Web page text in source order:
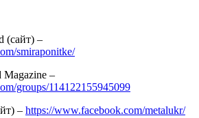
(сайт) –
smiraponitke/
Magazine –
groups/114122155945099
– https://www.facebook.com/metalukr/